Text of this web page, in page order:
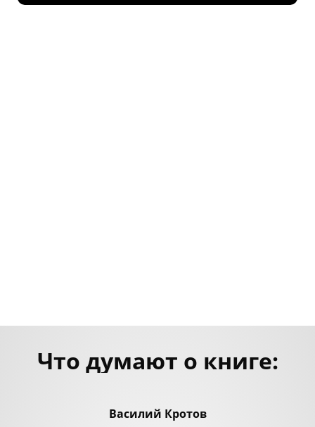
Что думают о книге:
Василий Кротов